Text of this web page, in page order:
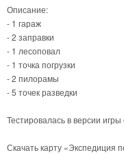
Описание:
- 1 гараж
- 2 заправки
- 1 лесоповал
- 1 точка погрузки
- 2 пилорамы
- 5 точек разведки
Тестировалась в версии
Скачать карту «Экспедиция